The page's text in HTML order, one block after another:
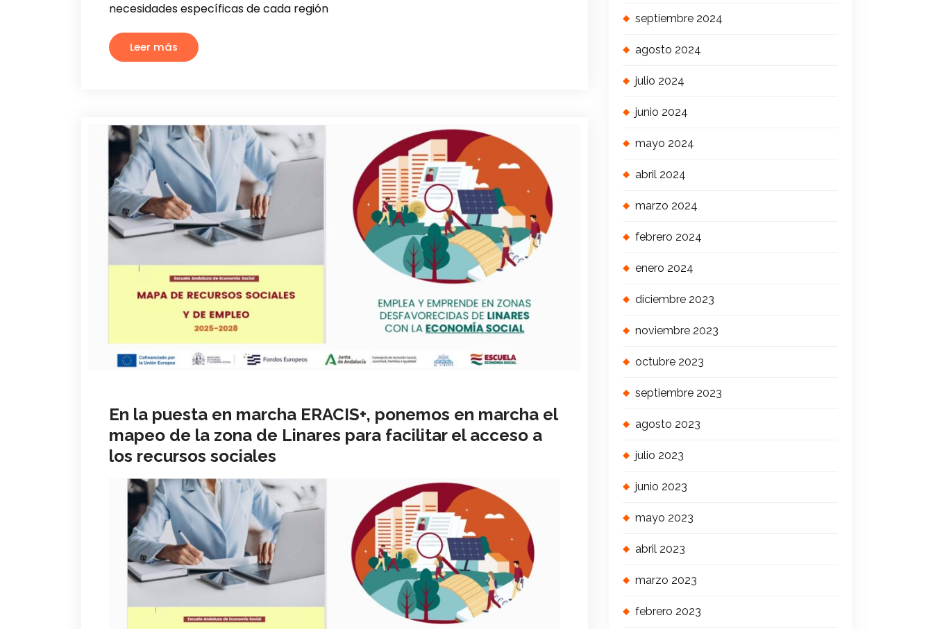
necesidades específicas de cada región
Leer más
En la puesta en marcha ERACIS+, ponemos en marcha el
mapeo de la zona de Linares para facilitar el acceso a
los recursos sociales
septiembre 2024
agosto 2024
julio 2024
junio 2024
mayo 2024
abril 2024
marzo 2024
febrero 2024
enero 2024
diciembre 2023
noviembre 2023
octubre 2023
septiembre 2023
agosto 2023
julio 2023
junio 2023
mayo 2023
abril 2023
marzo 2023
febrero 2023